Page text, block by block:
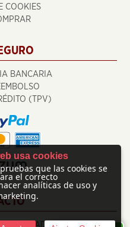
COOKIES
BANCARIA
(TPV)
usa cookies
que las cookies se
el correcto
analíticas de uso y